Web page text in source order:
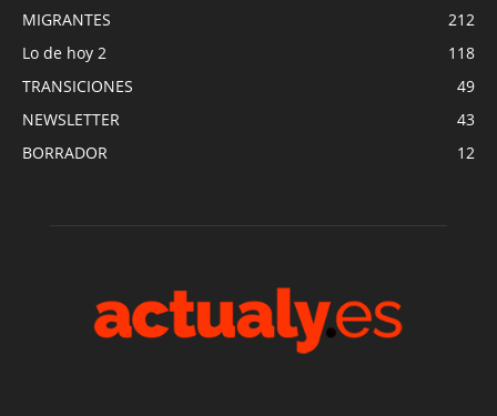
MIGRANTES
212
Lo de hoy 2
118
TRANSICIONES
49
NEWSLETTER
43
BORRADOR
12